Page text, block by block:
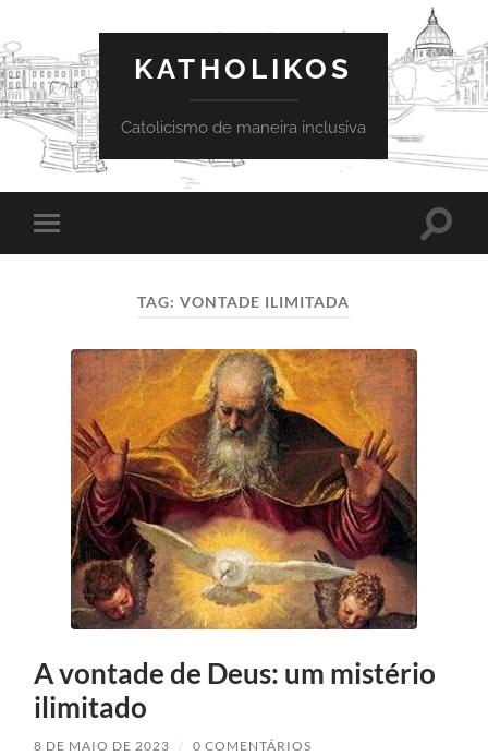
KATHOLIKOS
Catolicismo de maneira inclusiva
Toggle
mobile
Toggle
TAG:VONTADE ILIMITADA
A vontade de Deus: um mistério
ilimitado
8 DE MAIO DE 2023 / 0 COMENTÁRIOS